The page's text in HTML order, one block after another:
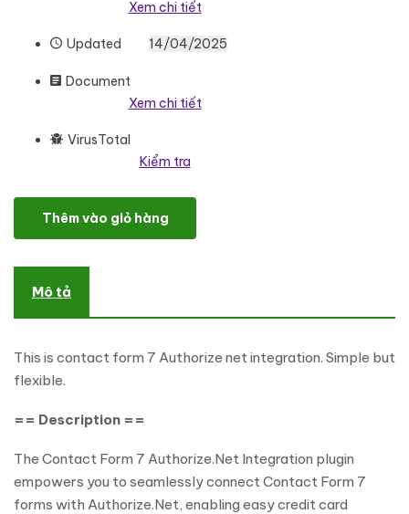
Xem chi tiết
Updated 14/04/2025
Document
Xem chi tiết
VirusTotal
Kiểm tra
CF7 Authorize Net Integration WordPress Plugin số lượng
Thêm vào giỏ hàng
Mô tả
This is contact form 7 Authorize net integration. Simple but
flexible.
== Description ==
The Contact Form 7 Authorize.Net Integration plugin
empowers you to seamlessly connect Contact Form 7
forms with Authorize.Net, enabling easy credit card